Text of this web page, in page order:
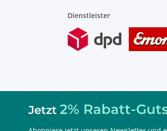
Jetzt2% Rabatt-
Dienstleister
ggf. zzgl.